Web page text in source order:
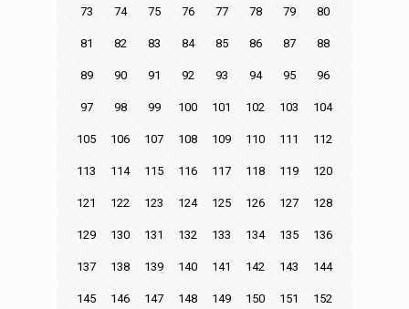
73 74 75 76 77 78 79 80
81 82 83 84 85 86 87 88
89 90 91 92 93 94 95 96
97 98 99 100 101 102 103 104
105 106 107 108 109 110 111 112
113 114 115 116 117 118 119 120
121 122 123 124 125 126 127 128
129 130 131 132 133 134 135 136
137 138 139 140 141 142 143 144
145 146 147 148 149 150 151 152